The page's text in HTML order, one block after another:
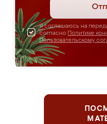
Я соглашаюсь на
согласно Политике
Пользовательскому